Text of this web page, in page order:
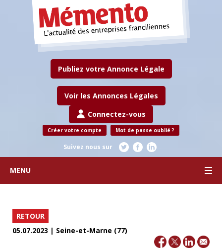
Publiez votre Annonce Légale
Voir les Annonces Légales
Connectez-vous
Créer votre compte Mot de passe oublié ?
Suivez nous sur
MENU
RETOUR
05.07.2023 | Seine-et-Marne (77)